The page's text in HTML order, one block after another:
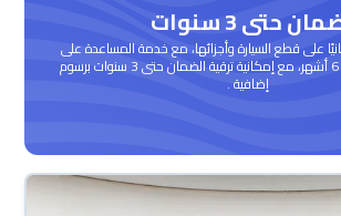
حتى 3 سنوات
على قطع السيارة وأجزائها، مع خدمة المساعدة على
الطريق مجانًا لمدة 6 أشهر، مع إمكانية ترقية الضمان حتى 3 سنوات برسوم
إضافية .